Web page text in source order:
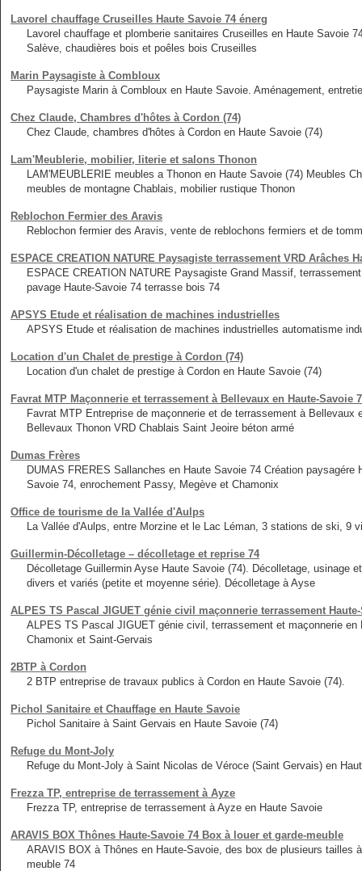
Lavorel chauffage Cruseilles Haute Savoie 74 énerg
Lavorel chauffage et plomberie sanitaires Cruseilles en Haute Savoie
Salève, chaudières bois et poêles bois Cruseilles
Marin Paysagiste à Combloux
Paysagiste Marin à Combloux en Haute Savoie. Aménagement,
Chez Claude, Chambres d'hôtes à Cordon (74)
Chez Claude, chambres d'hôtes à Cordon en Haute Savoie (74)
Lam'Meublerie, mobilier, literie et salons Thonon
LAM'MEUBLERIE meubles a Thonon en Haute Savoie (74) Meubles
meubles de montagne Chablais, mobilier rustique Thonon
Reblochon Fermier des Aravis
Reblochon fermier des Aravis, vente de reblochons fermiers et de
ESPACE CREATION NATURE Paysagiste terrassement VRD Arâches
ESPACE CREATION NATURE Paysagiste Grand Massif,
pavage Haute-Savoie 74 terrasse bois 74
APSYS Etude et réalisation de machines industrielles
APSYS Etude et réalisation de machines industrielles automatisme
Location d'un Chalet de prestige à Cordon (74)
Location d'un chalet de prestige à Cordon en Haute Savoie (74)
Favrat MTP Maçonnerie et terrassement à Bellevaux en Haute-Savoie
Favrat MTP Entreprise de maçonnerie et de terrassement à
Bellevaux Thonon VRD Chablais Saint Jeoire béton armé
Dumas Frères
DUMAS FRERES Sallanches en Haute Savoie 74 Création
Savoie 74, enrochement Passy, Megève et Chamonix
Office de tourisme de la Vallée d'Aulps
La Vallée d'Aulps, entre Morzine et le Lac Léman, 3 stations de ski,
Guillermin-Décolletage – décolletage et reprise 74
Décolletage Guillermin Ayse Haute Savoie (74). Décolletage,
divers et variés (petite et moyenne série). Décolletage à Ayse
ALPES TS Pascal JIGUET génie civil maçonnerie terrassement
ALPES TS Pascal JIGUET génie civil, terrassement et maçonnerie
Chamonix et Saint-Gervais
2BTP à Cordon
2 BTP entreprise de travaux publics à Cordon en Haute Savoie (74).
Pichol Sanitaire et Chauffage en Haute Savoie
Pichol Sanitaire à Saint Gervais en Haute Savoie (74)
Refuge du Mont-Joly
Refuge du Mont-Joly à Saint Nicolas de Véroce (Saint Gervais) en
Frezza TP, entreprise de terrassement à Ayze
Frezza TP, entreprise de terrassement à Ayze en Haute Savoie
ARAVIS BOX Thônes Haute-Savoie 74 Box à louer et garde-meuble
ARAVIS BOX à Thônes en Haute-Savoie, des box de plusieurs
meuble 74